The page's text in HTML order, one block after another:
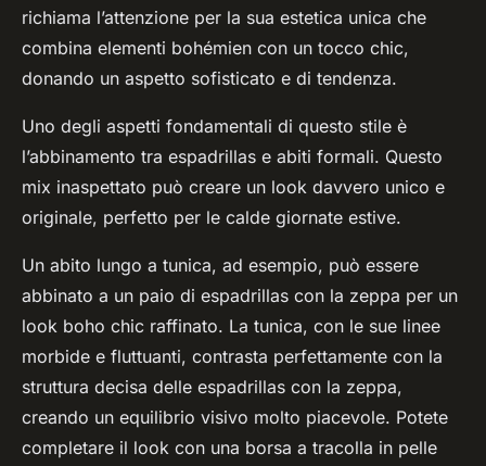
richiama l’attenzione per la sua estetica unica che
combina elementi bohémien con un tocco chic,
donando un aspetto sofisticato e di tendenza.
Uno degli aspetti fondamentali di questo stile è
l’abbinamento tra espadrillas e abiti formali. Questo
mix inaspettato può creare un look davvero unico e
originale, perfetto per le calde giornate estive.
Un abito lungo a tunica, ad esempio, può essere
abbinato a un paio di espadrillas con la zeppa per un
look boho chic raffinato. La tunica, con le sue linee
morbide e fluttuanti, contrasta perfettamente con la
struttura decisa delle espadrillas con la zeppa,
creando un equilibrio visivo molto piacevole. Potete
completare il look con una borsa a tracolla in pelle